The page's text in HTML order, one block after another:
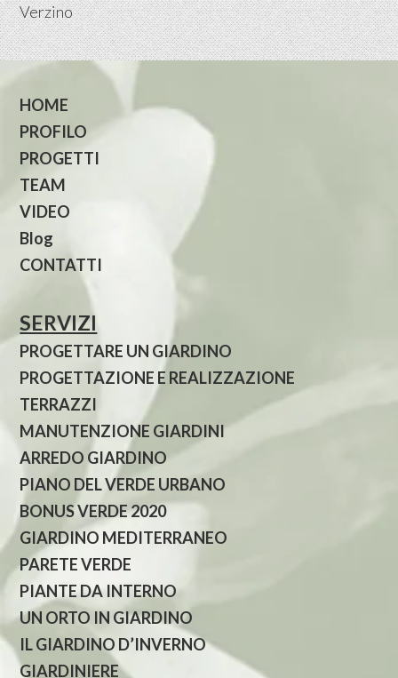
Verzino
HOME
PROFILO
PROGETTI
TEAM
VIDEO
Blog
CONTATTI
SERVIZI
PROGETTARE UN GIARDINO
PROGETTAZIONE E REALIZZAZIONE
TERRAZZI
MANUTENZIONE GIARDINI
ARREDO GIARDINO
PIANO DEL VERDE URBANO
BONUS VERDE 2020
GIARDINO MEDITERRANEO
PARETE VERDE
PIANTE DA INTERNO
UN ORTO IN GIARDINO
IL GIARDINO D’INVERNO
GIARDINIERE